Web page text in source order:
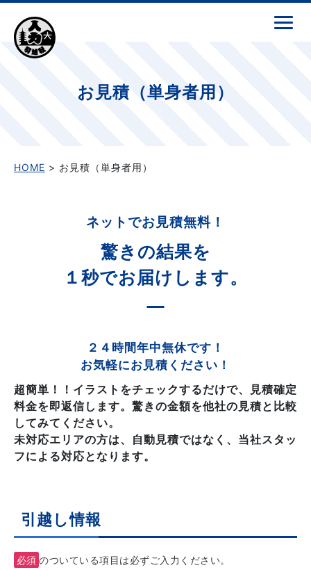
お見積（単身者用）
HOME > お見積（単身者用）
ネットでお見積無料！
驚きの結果を
１秒でお届けします。
２４時間年中無休です！
お気軽にお見積ください！
超簡単！！イラストをチェックするだけで、見積確定
料金を即返信します。驚きの金額を他社の見積と比較
してみてください。
未対応エリアの方は、自動見積ではなく、当社スタッ
フによる対応となります。
引越し情報
必須 のついている項目は必ずご入力ください。